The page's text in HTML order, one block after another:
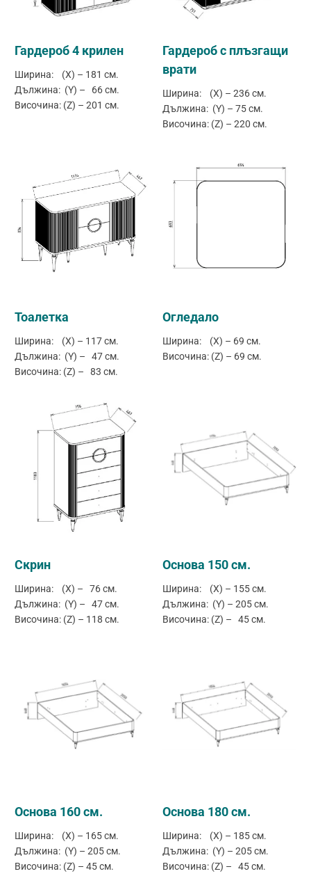
Гардероб 4 крилен
Ширина: (X) – 181 см.
Дължина: (Y) – 66 см.
Височина: (Z) – 201 см.
Гардероб с плъзгащи
врати
Ширина: (X) – 236 см.
Дължина: (Y) – 75 см.
Височина: (Z) – 220 см.
Тоалетка
Ширина: (X) – 117 см.
Дължина: (Y) – 47 см.
Височина: (Z) – 83 см.
Огледало
Ширина: (X) – 69 см.
Височина: (Z) – 69 см.
Скрин
Ширина: (X) – 76 см.
Дължина: (Y) – 47 см.
Височина: (Z) – 118 см.
Основа 150 см.
Ширина: (X) – 155 см.
Дължина: (Y) – 205 см.
Височина: (Z) – 45 см.
Основа 160 см.
Ширина: (X) – 165 см.
Дължина: (Y) – 205 см.
Височина: (Z) – 45 см.
Основа 180 см.
Ширина: (X) – 185 см.
Дължина: (Y) – 205 см.
Височина: (Z) – 45 см.